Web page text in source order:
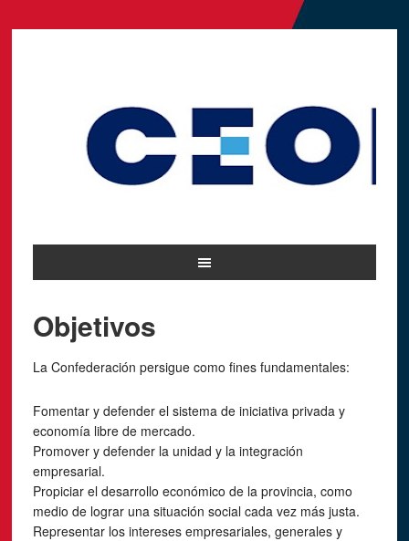
Objetivos
La Confederación persigue como fines fundamentales:
Fomentar y defender el sistema de iniciativa privada y
economía libre de mercado.
Promover y defender la unidad y la integración
empresarial.
Propiciar el desarrollo económico de la provincia, como
medio de lograr una situación social cada vez más justa.
Representar los intereses empresariales, generales y